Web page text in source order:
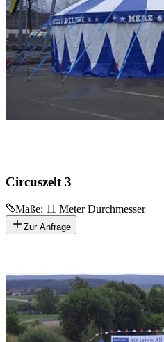
Circuszelt 3
Maße: 11 Meter Durchmesser
Zur Anfrage